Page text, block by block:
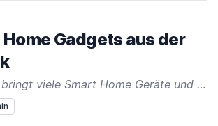
Gadgets aus der
Die Black Week bringt viele Smart Home Geräte und Gadgets auf einen niedrigen Preis - auch an uns ging die Woche nicht spurlos vorbei und wir haben uns ein wenig eingedeckt.